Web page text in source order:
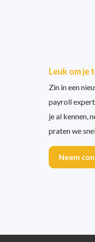
Leuk om je
Zin in een
payroll
je al kennen,
praten we
Neem